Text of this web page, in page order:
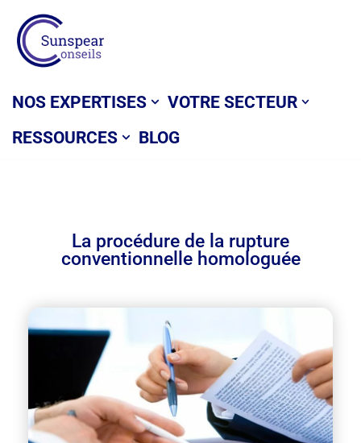
Aller
au
NOS EXPERTISES
VOTRE SECTEUR
RESSOURCES
BLOG
La procédure de la rupture
conventionnelle homologuée